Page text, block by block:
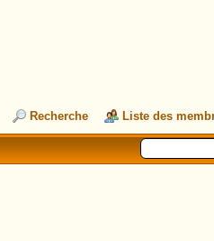
Recherche Liste des